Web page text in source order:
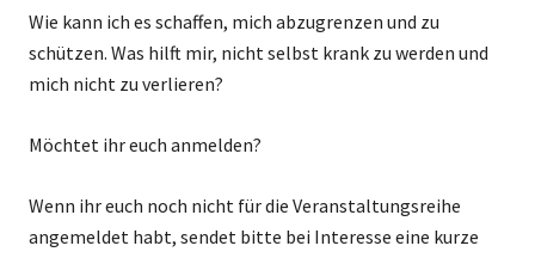
Wie kann ich es schaffen, mich abzugrenzen und zu
schützen. Was hilft mir, nicht selbst krank zu werden und
mich nicht zu verlieren?
Möchtet ihr euch anmelden?
Wenn ihr euch noch nicht für die Veranstaltungsreihe
angemeldet habt, sendet bitte bei Interesse eine kurze